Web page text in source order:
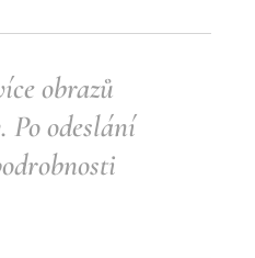
obrazů
Po odeslání